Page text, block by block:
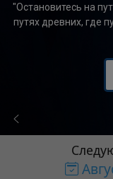
"Oстановитесь на
путях древних, где